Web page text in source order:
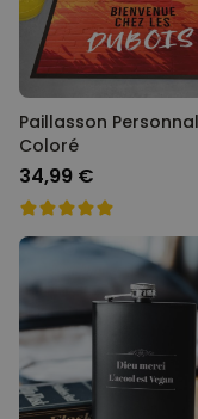
Paillasson
Coloré
34,99 €